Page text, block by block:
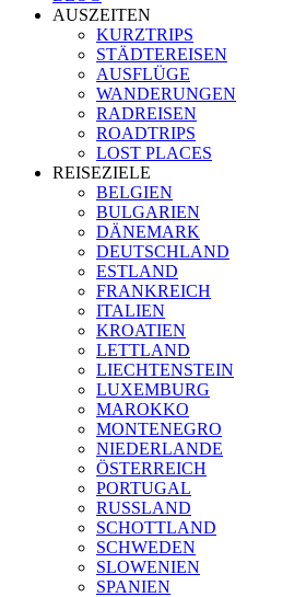
AUSZEITEN
KURZTRIPS
STÄDTEREISEN
AUSFLÜGE
WANDERUNGEN
RADREISEN
ROADTRIPS
LOST PLACES
REISEZIELE
BELGIEN
BULGARIEN
DÄNEMARK
DEUTSCHLAND
ESTLAND
FRANKREICH
ITALIEN
KROATIEN
LETTLAND
LIECHTENSTEIN
LUXEMBURG
MAROKKO
MONTENEGRO
NIEDERLANDE
ÖSTERREICH
PORTUGAL
RUSSLAND
SCHOTTLAND
SCHWEDEN
SLOWENIEN
SPANIEN